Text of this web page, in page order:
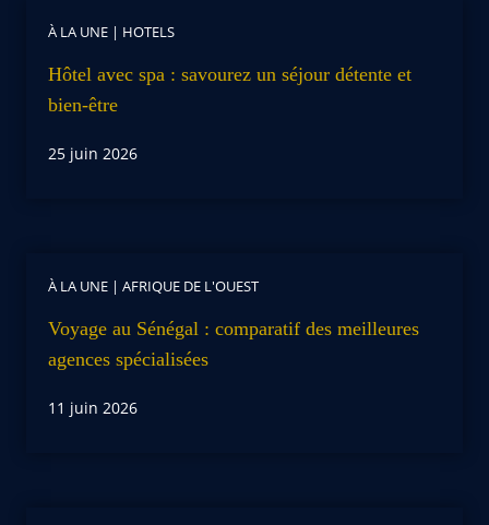
À LA UNE | HOTELS
Hôtel avec spa : savourez un séjour détente et
bien-être
25 juin 2026
À LA UNE | AFRIQUE DE L'OUEST
Voyage au Sénégal : comparatif des meilleures
agences spécialisées
11 juin 2026